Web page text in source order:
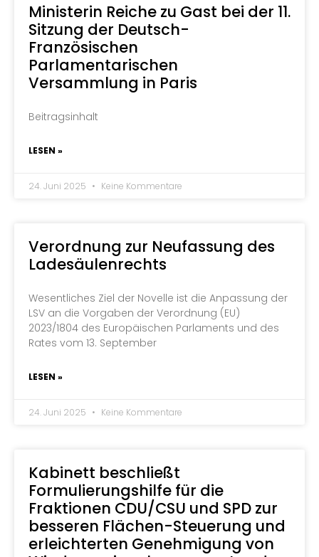
Ministerin Reiche zu Gast bei der 11.
Sitzung der Deutsch-
Französischen
Parlamentarischen
Versammlung in Paris
Beitragsinhalt
LESEN »
24. Juni 2025 Keine Kommentare
Verordnung zur Neufassung des
Ladesäulenrechts
Wesentliches Ziel der Novelle ist die Anpassung der
LSV an die Vorgaben der Verordnung (EU)
2023/1804 des Europäischen Parlaments und des
Rates vom 13. September
LESEN »
24. Juni 2025 Keine Kommentare
Kabinett beschließt
Formulierungshilfe für die
Fraktionen CDU/CSU und SPD zur
besseren Flächen-Steuerung und
erleichterten Genehmigung von